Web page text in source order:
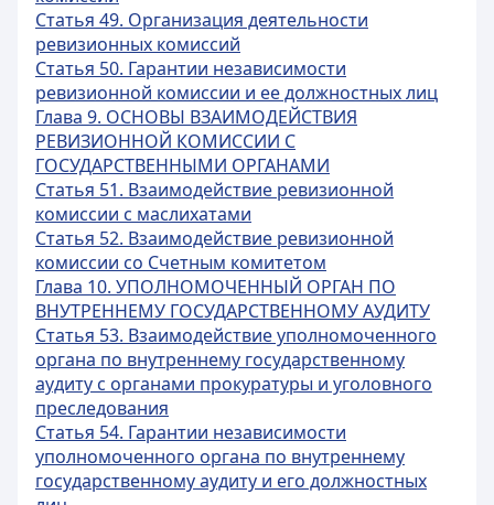
Статья 49. Организация деятельности
ревизионных комиссий
Статья 50. Гарантии независимости
ревизионной комиссии и ее должностных лиц
Глава 9. ОСНОВЫ ВЗАИМОДЕЙСТВИЯ
РЕВИЗИОННОЙ КОМИССИИ С
ГОСУДАРСТВЕННЫМИ ОРГАНАМИ
Статья 51. Взаимодействие ревизионной
комиссии с маслихатами
Статья 52. Взаимодействие ревизионной
комиссии со Счетным комитетом
Глава 10. УПОЛНОМОЧЕННЫЙ ОРГАН ПО
ВНУТРЕННЕМУ ГОСУДАРСТВЕННОМУ АУДИТУ
Статья 53. Взаимодействие уполномоченного
органа по внутреннему государственному
аудиту с органами прокуратуры и уголовного
преследования
Статья 54. Гарантии независимости
уполномоченного органа по внутреннему
государственному аудиту и его должностных